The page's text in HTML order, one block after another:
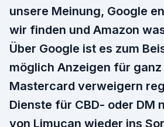
unsere Meinung, Google
wir finden und Amazon
Über Google ist es zum
möglich Anzeigen für ganz
Mastercard verweigern
Dienste für CBD- oder DM
von Limucan wieder ins